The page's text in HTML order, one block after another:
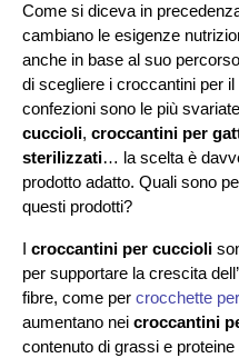
Come si diceva in
cambiano le esigenze
anche in base al suo
di scegliere i croccantini per
confezioni sono le più
cuccioli, croccantini per
sterilizzati… la scelta è
prodotto adatto. Quali sono
questi prodotti?
I croccantini per cuccioli
per supportare la crescita
fibre, come per crocchette
aumentano nei croccantini
contenuto di grassi e